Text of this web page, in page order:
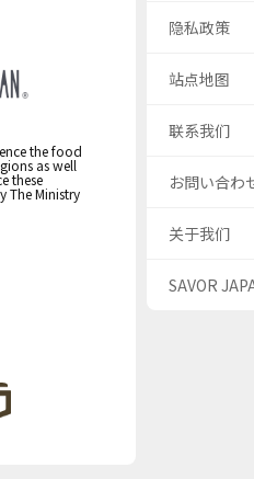
the food
as well
these
The Ministry
隐私政策
站点地图
联系我们
お問い合わ
关于我们
SAVOR